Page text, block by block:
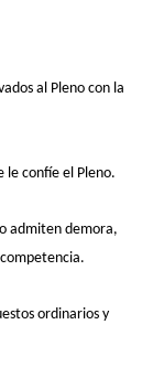
al Pleno con la
le confíe el Pleno.
admiten demora,
ordinarios y